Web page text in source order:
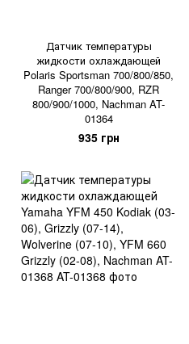
Датчик температуры
жидкости охлаждающей
Polaris Sportsman 700/800/850,
Ranger 700/800/900, RZR
800/900/1000, Nachman AT-
01364
935 грн